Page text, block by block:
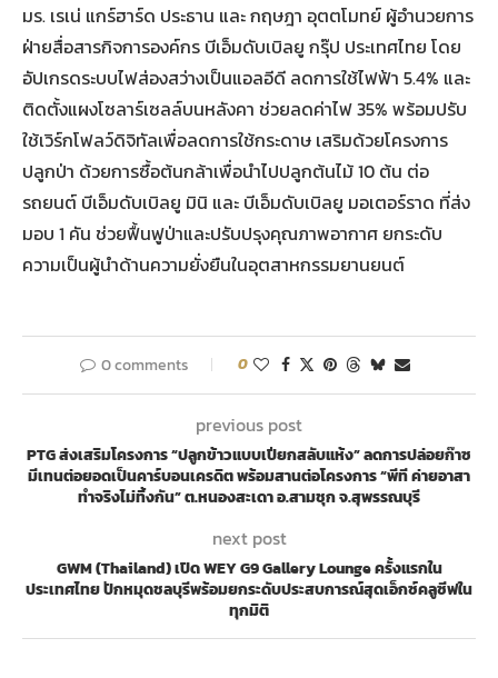
มร. เรเน่ แกร์ฮาร์ด ประธาน และ กฤษฎา อุตตโมทย์ ผู้อำนวยการ
ฝ่ายสื่อสารกิจการองค์กร บีเอ็มดับเบิลยู กรุ๊ป ประเทศไทย โดย
อัปเกรดระบบไฟส่องสว่างเป็นแอลอีดี ลดการใช้ไฟฟ้า 5.4% และ
ติดตั้งแผงโซลาร์เซลล์บนหลังคา ช่วยลดค่าไฟ 35% พร้อมปรับ
ใช้เวิร์กโฟลว์ดิจิทัลเพื่อลดการใช้กระดาษ เสริมด้วยโครงการ
ปลูกป่า ด้วยการซื้อต้นกล้าเพื่อนำไปปลูกต้นไม้ 10 ต้น ต่อ
รถยนต์ บีเอ็มดับเบิลยู มินิ และ บีเอ็มดับเบิลยู มอเตอร์ราด ที่ส่ง
มอบ 1 คัน ช่วยฟื้นฟูป่าและปรับปรุงคุณภาพอากาศ ยกระดับ
ความเป็นผู้นำด้านความยั่งยืนในอุตสาหกรรมยานยนต์
0 comments 0
previous post
PTG ส่งเสริมโครงการ “ปลูกข้าวแบบเปียกสลับแห้ง” ลดการปล่อยก๊าซ
มีเทนต่อยอดเป็นคาร์บอนเครดิต พร้อมสานต่อโครงการ “พีที ค่ายอาสา
ทำจริงไม่ทิ้งกัน” ต.หนองสะเดา อ.สามชุก จ.สุพรรณบุรี
next post
GWM (Thailand) เปิด WEY G9 Gallery Lounge ครั้งแรกใน
ประเทศไทย ปักหมุดชลบุรีพร้อมยกระดับประสบการณ์สุดเอ็กซ์คลูซีฟใน
ทุกมิติ